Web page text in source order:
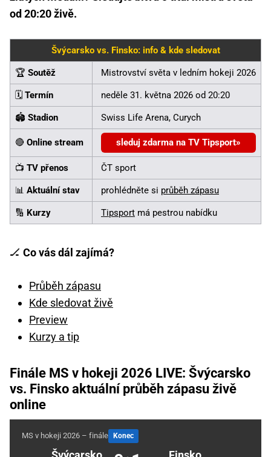
od 20:20 živě.
Švýcarsko vs. Finsko: info & kde sledovat
🏆 Soutěž Mistrovství světa v ledním hokeji 2026
🗓️ Termín neděle 31. května 2026 od 20:20
🏟️ Stadion Swiss Life Arena, Curych
🔴 Online stream sleduj zdarma na TV Tipsport
📺 TV přenos ČT sport
📊 Aktuální stav prohlédněte si průběh zápasu
🔢 Kurzy Tipsport má pestrou nabídku
🏒 Co vás dál zajímá?
Průběh zápasu
Kde sledovat živě
Preview
Kurzy a tip
Finále MS v hokeji 2026 LIVE: Švýcarsko
vs. Finsko aktuální průběh zápasu živě
online
MS v hokeji 2026 – finále Konec